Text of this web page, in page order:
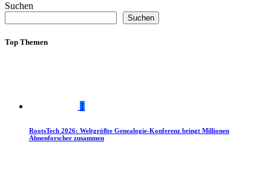
Suchen
Suchen
Top Themen
1
RootsTech 2026: Weltgrößte Genealogie-Konferenz bringt Millionen
Ahnenforscher zusammen